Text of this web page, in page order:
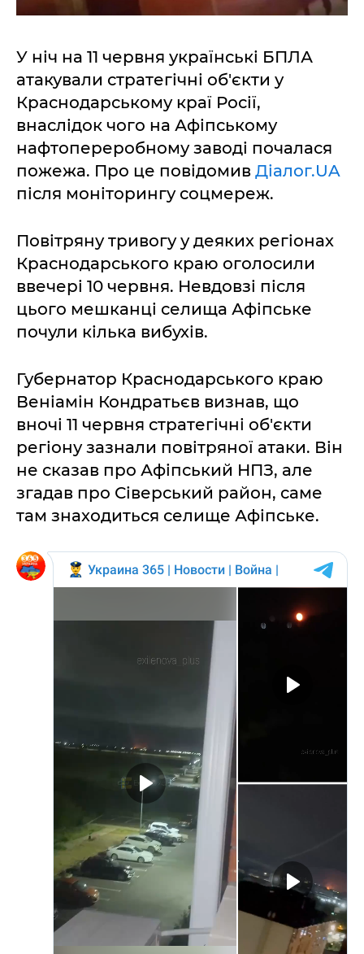
У ніч на 11 червня українські БПЛА
атакували стратегічні об'єкти у
Краснодарському краї Росії,
внаслідок чого на Афіпському
нафтопереробному заводі почалася
пожежа. Про це повідомив Діалог.UA
після моніторингу соцмереж.
Повітряну тривогу у деяких регіонах
Краснодарського краю оголосили
ввечері 10 червня. Невдовзі після
цього мешканці селища Афіпське
почули кілька вибухів.
Губернатор Краснодарського краю
Веніамін Кондратьєв визнав, що
вночі 11 червня стратегічні об'єкти
регіону зазнали повітряної атаки. Він
не сказав про Афіпський НПЗ, але
згадав про Сіверський район, саме
там знаходиться селище Афіпське.